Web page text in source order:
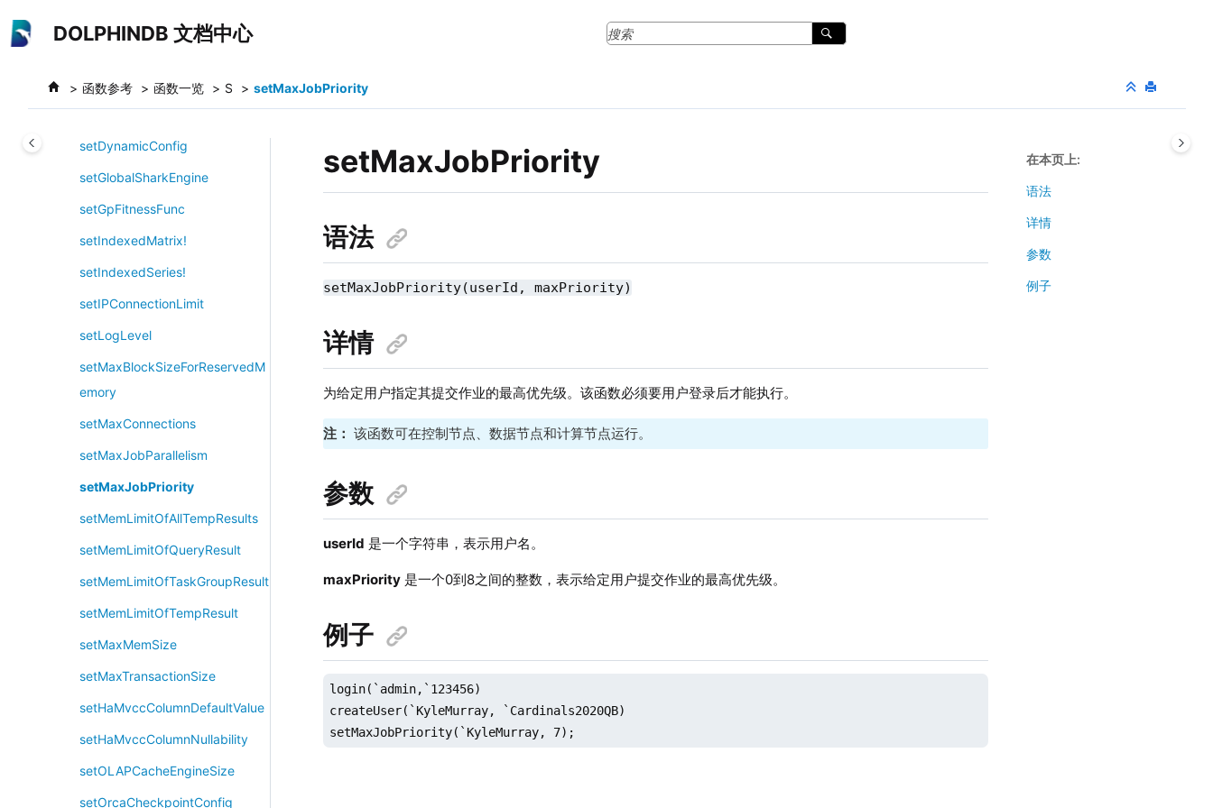
DOLPHINDB 文档中心
函数参考 函数一览 S setMaxJobPriority
setDatabaseClusterReplicationE
setDatanodeRestartInterval
setDefaultCatalog
setDynamicConfig
setGlobalSharkEngine
setGpFitnessFunc
setIndexedMatrix!
setIndexedSeries!
setIPConnectionLimit
setLogLevel
setMaxBlockSizeForReservedM
emory
setMaxConnections
setMaxJobParallelism
setMaxJobPriority
setMemLimitOfAllTempResults
setMemLimitOfQueryResult
setMemLimitOfTaskGroupResult
setMemLimitOfTempResult
setMaxMemSize
setMaxTransactionSize
setHaMvccColumnDefaultValue
setHaMvccColumnNullability
setOLAPCacheEngineSize
setOrcaCheckpointConfig
setMaxJobPriority
语法
setMaxJobPriority(userId, maxPriority)
详情
为给定用户指定其提交作业的最高优先级。该函数必须要用户登录后才能执行。
注： 该函数可在控制节点、数据节点和计算节点运行。
参数
userId 是一个字符串，表示用户名。
maxPriority 是一个0到8之间的整数，表示给定用户提交作业的最高优先级。
例子
login(`admin,`123456)
createUser(`KyleMurray, `Cardinals2020QB)
setMaxJobPriority(`KyleMurray, 7);
在本页上
语法
详情
参数
例子